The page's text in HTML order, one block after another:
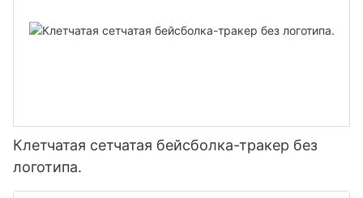
Клетчатая сетчатая бейсболка-тракер без
логотипа.